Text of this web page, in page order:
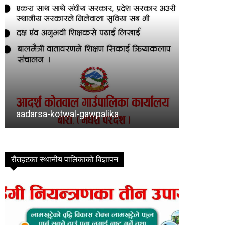
Baragadhi
रौतहटका स्थानीय पालिकाको विज्ञापन